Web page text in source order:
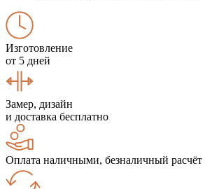
Изготовление
от 5 дней
Замер, дизайн
и доставка бесплатно
Оплата наличными, безналичный расчёт